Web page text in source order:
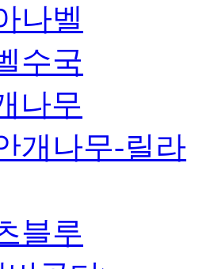
나벨
수국
나무
개나무-릴라
블루